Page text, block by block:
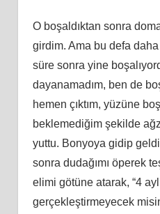
O boşaldıktan sonra
girdim. Ama bu defa
süre sonra yine
dayanamadım, ben de
hemen çıktım, yüzüne
beklemediğim şekilde
yuttu. Bonyoya gidip
sonra dudağımı öperek
elimi götüne atarak, “4
gerçekleştirmeyecek